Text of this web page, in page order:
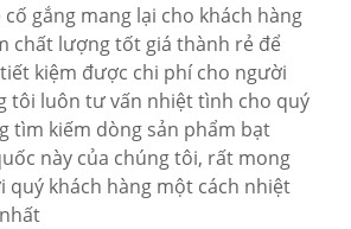
gắng mang lại cho khách hàng
chất lượng tốt giá thành rẻ để
kiệm được chi phí cho người
tôi luôn tư vấn nhiệt tình cho quý
tìm kiếm dòng sản phẩm bạt
này của chúng tôi, rất mong
quý khách hàng một cách nhiệt